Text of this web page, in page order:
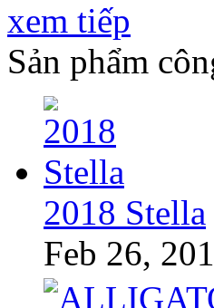
xem tiếp
Sản phẩm
2018 Stella
Feb 26,